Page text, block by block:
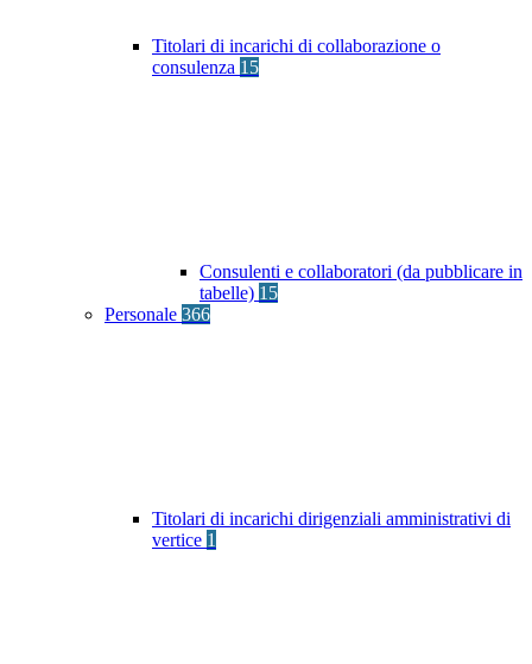
Titolari di incarichi di collaborazione o
consulenza 15
Consulenti e collaboratori (da pubblicare in
tabelle) 15
Personale 366
Titolari di incarichi dirigenziali amministrativi di
vertice 1